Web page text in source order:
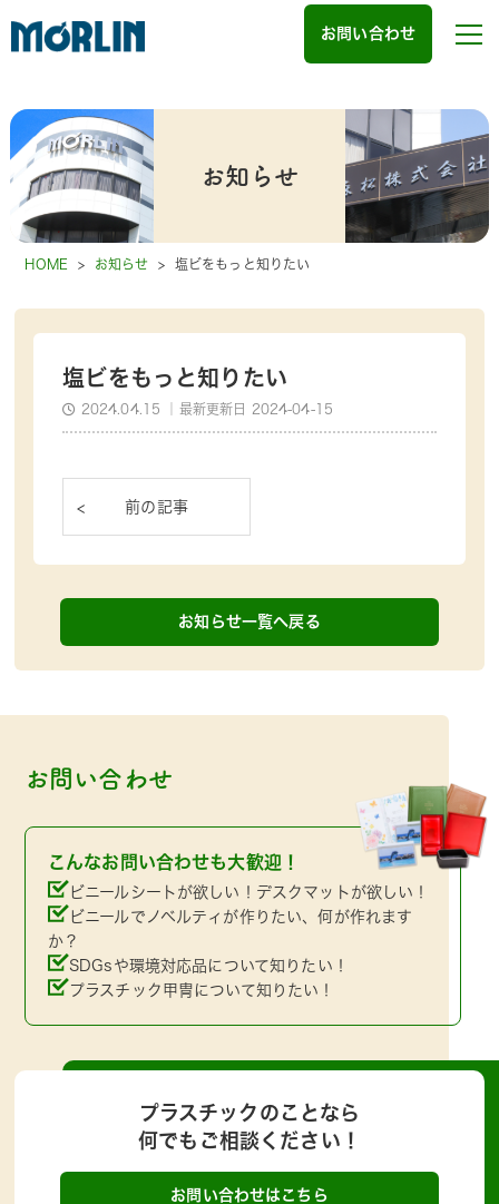
お問い合わせ
お知らせ
HOME > お知らせ > 塩ビをもっと知りたい
塩ビをもっと知りたい
2024.04.15 ｜最新更新日 2024-04-15
お知らせ一覧へ戻る
お問い合わせ
こんなお問い合わせも大歓迎！
ビニールシートが欲しい！デスクマットが欲しい！
ビニールでノベルティが作りたい、何が作れます
か？
SDGsや環境対応品について知りたい！
プラスチック甲冑について知りたい！
プラスチックのことなら
何でもご相談ください！
お問い合わせはこちら